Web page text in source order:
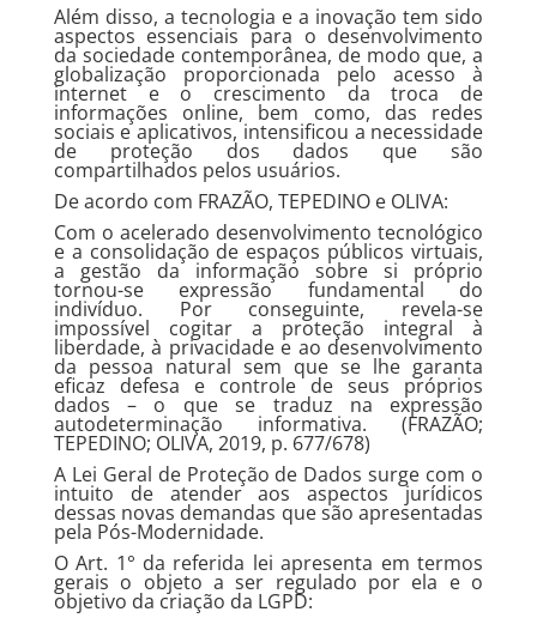
Além disso, a tecnologia e a inovação tem sido
aspectos essenciais para o desenvolvimento
da sociedade contemporânea, de modo que, a
globalização proporcionada pelo acesso à
internet e o crescimento da troca de
informações online, bem como, das redes
sociais e aplicativos, intensificou a necessidade
de proteção dos dados que são
compartilhados pelos usuários.
De acordo com FRAZÃO, TEPEDINO e OLIVA:
Com o acelerado desenvolvimento tecnológico
e a consolidação de espaços públicos virtuais,
a gestão da informação sobre si próprio
tornou-se expressão fundamental do
indivíduo. Por conseguinte, revela-se
impossível cogitar a proteção integral à
liberdade, à privacidade e ao desenvolvimento
da pessoa natural sem que se lhe garanta
eficaz defesa e controle de seus próprios
dados – o que se traduz na expressão
autodeterminação informativa. (FRAZÃO;
TEPEDINO; OLIVA, 2019, p. 677/678)
A Lei Geral de Proteção de Dados surge com o
intuito de atender aos aspectos jurídicos
dessas novas demandas que são apresentadas
pela Pós-Modernidade.
O Art. 1° da referida lei apresenta em termos
gerais o objeto a ser regulado por ela e o
objetivo da criação da LGPD: